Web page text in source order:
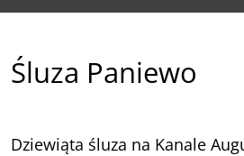
Śluza Paniewo
Dziewiąta śluza na Kanale